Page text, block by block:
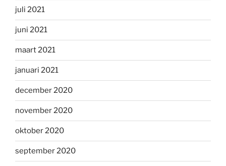
juli 2021
juni 2021
maart 2021
januari 2021
december 2020
november 2020
oktober 2020
september 2020